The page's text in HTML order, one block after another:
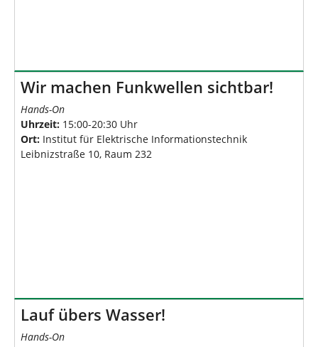
Wir machen Funkwellen sichtbar!
Hands-On
Uhrzeit: 15:00-20:30 Uhr
Ort: Institut für Elektrische Informationstechnik
Leibnizstraße 10, Raum 232
Lauf übers Wasser!
Hands-On